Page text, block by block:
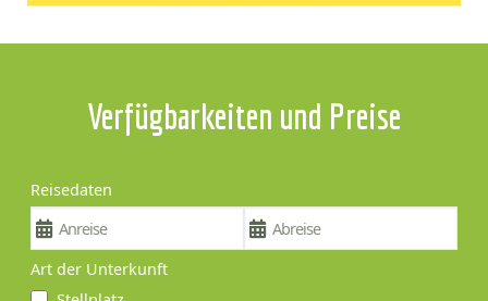
Verfügbarkeiten und Preise
Reisedaten
Art der Unterkunft